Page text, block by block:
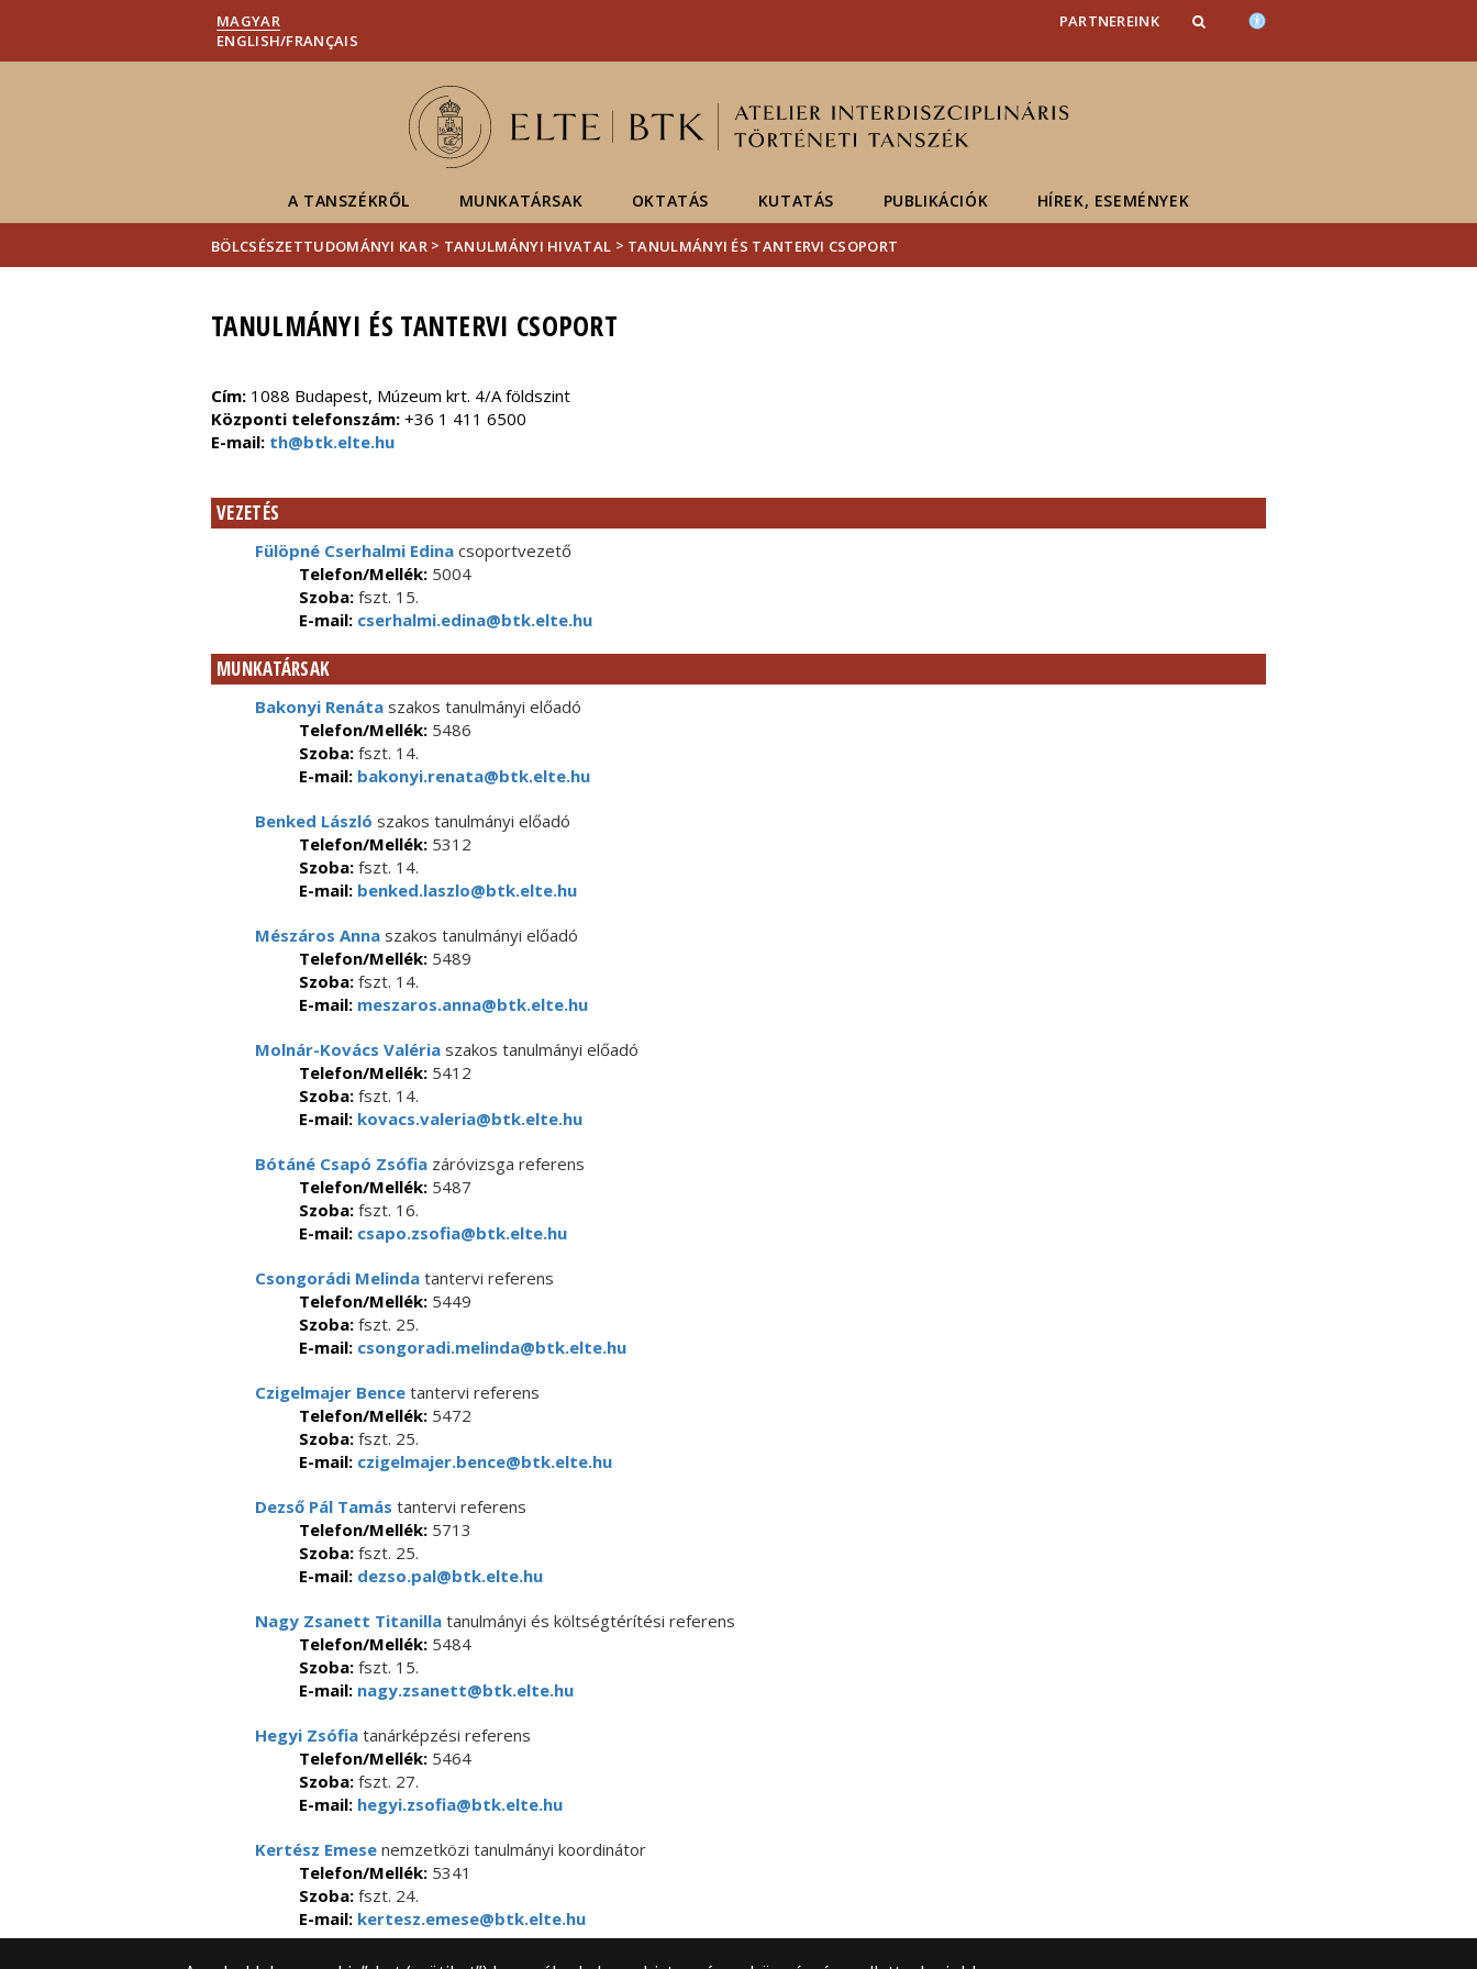
sajtóban
MAGYAR
ENGLISH/FRANÇAIS
PARTNEREINK
A TANSZÉKRŐL MUNKATÁRSAK OKTATÁS KUTATÁS PUBLIKÁCIÓK HÍREK, ESEMÉNYEK
BÖLCSÉSZETTUDOMÁNYI KAR > TANULMÁNYI HIVATAL > TANULMÁNYI ÉS TANTERVI CSOPORT
TANULMÁNYI ÉS TANTERVI CSOPORT
Cím: 1088 Budapest, Múzeum krt. 4/A földszint
Központi telefonszám: +36 1 411 6500
E-mail: th@btk.elte.hu
VEZETÉS
Fülöpné Cserhalmi Edina csoportvezető
Telefon/Mellék: 5004
Szoba: fszt. 15.
E-mail: cserhalmi.edina@btk.elte.hu
MUNKATÁRSAK
Bakonyi Renáta szakos tanulmányi előadó
Telefon/Mellék: 5486
Szoba: fszt. 14.
E-mail: bakonyi.renata@btk.elte.hu
Benked László szakos tanulmányi előadó
Telefon/Mellék: 5312
Szoba: fszt. 14.
E-mail: benked.laszlo@btk.elte.hu
Mészáros Anna szakos tanulmányi előadó
Telefon/Mellék: 5489
Szoba: fszt. 14.
E-mail: meszaros.anna@btk.elte.hu
Molnár-Kovács Valéria szakos tanulmányi előadó
Telefon/Mellék: 5412
Szoba: fszt. 14.
E-mail: kovacs.valeria@btk.elte.hu
Bótáné Csapó Zsófia záróvizsga referens
Telefon/Mellék: 5487
Szoba: fszt. 16.
E-mail: csapo.zsofia@btk.elte.hu
Csongorádi Melinda tantervi referens
Telefon/Mellék: 5449
Szoba: fszt. 25.
E-mail: csongoradi.melinda@btk.elte.hu
Czigelmajer Bence tantervi referens
Telefon/Mellék: 5472
Szoba: fszt. 25.
E-mail: czigelmajer.bence@btk.elte.hu
Dezső Pál Tamás tantervi referens
Telefon/Mellék: 5713
Szoba: fszt. 25.
E-mail: dezso.pal@btk.elte.hu
Nagy Zsanett Titanilla tanulmányi és költségtérítési referens
Telefon/Mellék: 5484
Szoba: fszt. 15.
E-mail: nagy.zsanett@btk.elte.hu
Hegyi Zsófia tanárképzési referens
Telefon/Mellék: 5464
Szoba: fszt. 27.
E-mail: hegyi.zsofia@btk.elte.hu
Kertész Emese nemzetközi tanulmányi koordinátor
Telefon/Mellék: 5341
Szoba: fszt. 24.
E-mail: kertesz.emese@btk.elte.hu